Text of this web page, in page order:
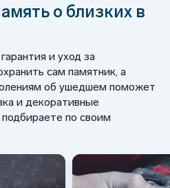
о близких в
и уход за
сам памятник, а
об ушедшем поможет
и декоративные
по своим